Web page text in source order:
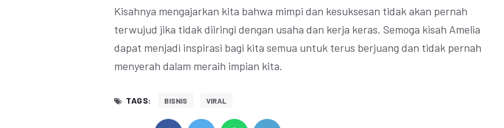
Kisahnya mengajarkan kita bahwa mimpi dan kesuksesan tidak akan pernah
terwujud jika tidak diiringi dengan usaha dan kerja keras. Semoga kisah Amelia
dapat menjadi inspirasi bagi kita semua untuk terus berjuang dan tidak pernah
menyerah dalam meraih impian kita.
TAGS: BISNIS VIRAL